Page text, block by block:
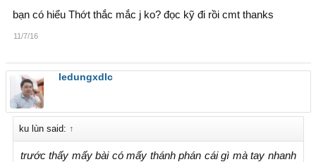
bạn có hiểu Thớt thắc mắc j ko? đọc kỹ đi rồi cmt thanks
11/7/16
ledungxdlc
ku lùn said: ↑
trước thấy mấy bài có mấy thánh phán cái gì mà tay nhanh